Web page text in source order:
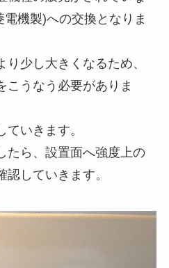
機製)への交換となりま
少し大きくなるため、
こうなう必要がありま
いきます。
たら、設置面へ強度上の
していきます。